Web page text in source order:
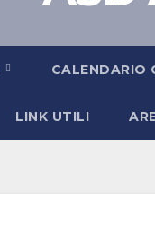
CALENDARIO
LINK UTILI